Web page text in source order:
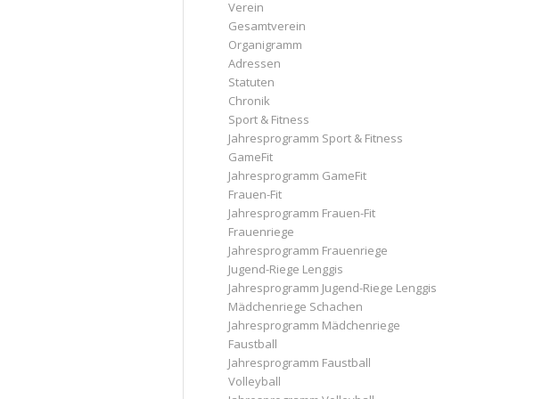
Verein
Gesamtverein
Organigramm
Adressen
Statuten
Chronik
Sport & Fitness
Jahresprogramm Sport & Fitness
GameFit
Jahresprogramm GameFit
Frauen-Fit
Jahresprogramm Frauen-Fit
Frauenriege
Jahresprogramm Frauenriege
Jugend-Riege Lenggis
Jahresprogramm Jugend-Riege Lenggis
Mädchenriege Schachen
Jahresprogramm Mädchenriege
Faustball
Jahresprogramm Faustball
Volleyball